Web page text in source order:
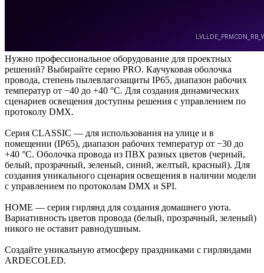
Нужно профессиональное оборудование для проектных
решений? Выбирайте серию PRO. Каучуковая оболочка
провода, степень пылевлагозащиты IP65, диапазон рабочих
температур от −40 до +40 °C. Для создания динамических
сценариев освещения доступны решения с управлением по
протоколу DMX.
Серия CLASSIC — для использования на улице и в
помещении (IP65), диапазон рабочих температур от −30 до
+40 °C. Оболочка провода из ПВХ разных цветов (черный,
белый, прозрачный, зеленый, синий, желтый, красный). Для
создания уникального сценария освещения в наличии модели
с управлением по протоколам DMX и SPI.
HOME — серия гирлянд для создания домашнего уюта.
Вариативность цветов провода (белый, прозрачный, зеленый)
никого не оставит равнодушным.
Создайте уникальную атмосферу праздниками с гирляндами
ARDECOLED.